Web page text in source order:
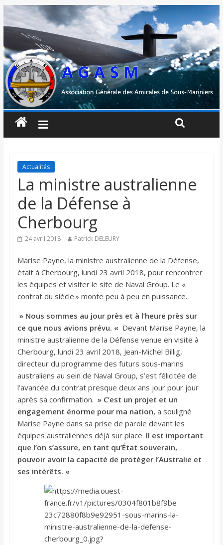
Actualités
La ministre australienne
de la Défense à
Cherbourg
24 avril 2018 Patrick DELEURY
Marise Payne, la ministre australienne de la Défense,
était à Cherbourg, lundi 23 avril 2018, pour rencontrer
les équipes et visiter le site de Naval Group. Le «
contrat du siècle » monte peu à peu en puissance.
» Nous sommes au jour près et à l’heure près sur
ce que nous avions prévu. « Devant Marise Payne, la
ministre australienne de la Défense venue en visite à
Cherbourg, lundi 23 avril 2018, Jean-Michel Billig,
directeur du programme des futurs sous-marins
australiens au sein de Naval Group, s’est félicitée de
l’avancée du contrat presque deux ans jour pour jour
après sa confirmation. » C’est un projet et un
engagement énorme pour ma nation, a souligné
Marise Payne dans sa prise de parole devant les
équipes australiennes déjà sur place. Il est important
que l’on s’assure, en tant qu’État souverain,
pouvoir avoir la capacité de protéger l’Australie et
ses intérêts. «